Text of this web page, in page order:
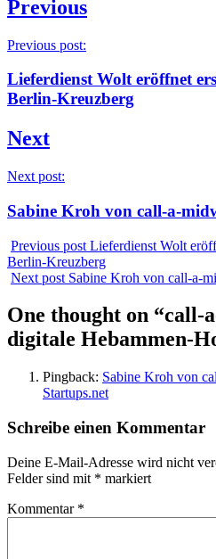
Previous
Previous post:
Lieferdienst Wolt eröffnet
Berlin-Kreuzberg
Next
Next post:
Sabine Kroh von call-a-
Previous post Lieferdienst Wolt
Berlin-Kreuzberg
Next post Sabine Kroh von call-a-
One thought on “call-
digitale Hebammen-
Pingback: Sabine Kroh von
Startups.net
Schreibe einen Kommentar
Deine E-Mail-Adresse wird nicht
Felder sind mit * markiert
Kommentar *